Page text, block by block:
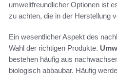
umweltfreundlicher Optionen ist
zu achten, die in der Herstellung
Ein wesentlicher Aspekt des
Wahl der richtigen Produkte.
bestehen häufig aus
biologisch abbaubar. Häufig